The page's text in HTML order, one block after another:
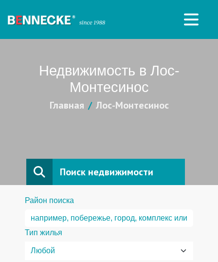
Недвижимость в Лос-
Монтесинос
Главная Лос-Монтесинос
Поиск недвижимости
Район поиска
Тип жилья